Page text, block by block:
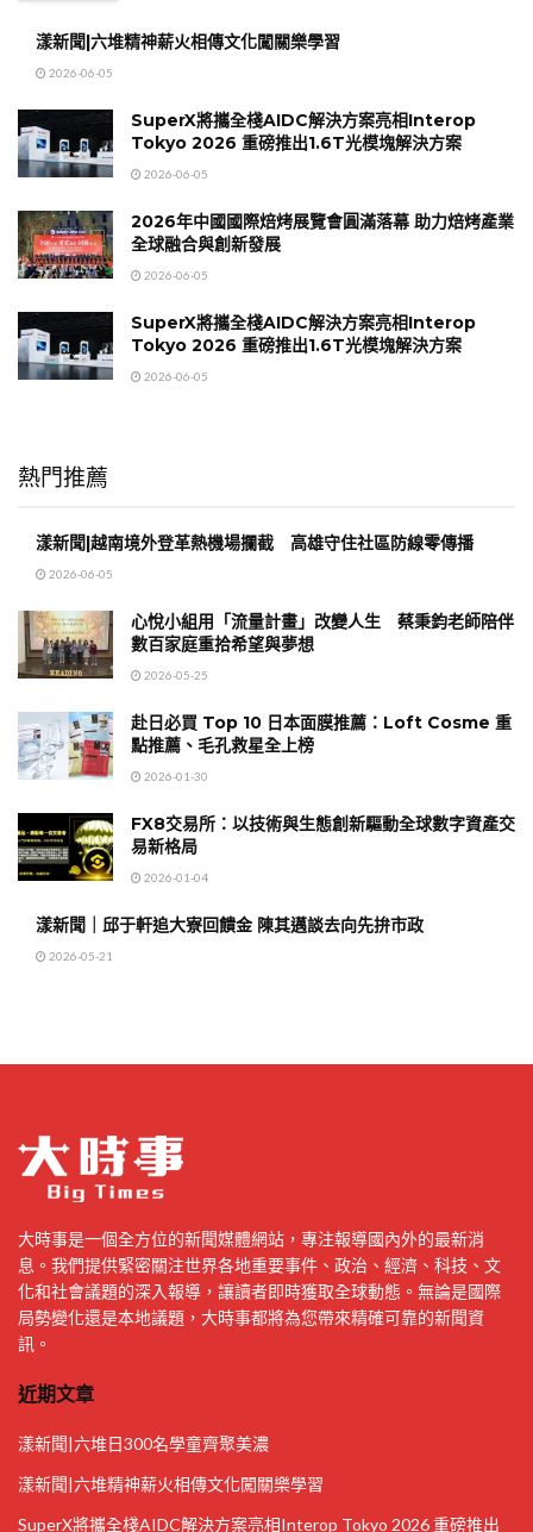
漾新聞|六堆精神薪火相傳文化闖關樂學習
2026-06-05
SuperX將攜全棧AIDC解決方案亮相Interop
Tokyo 2026 重磅推出1.6T光模塊解決方案
2026-06-05
2026年中國國際焙烤展覽會圓滿落幕 助力焙烤產業
全球融合與創新發展
2026-06-05
SuperX將攜全棧AIDC解決方案亮相Interop
Tokyo 2026 重磅推出1.6T光模塊解決方案
2026-06-05
熱門推薦
漾新聞|越南境外登革熱機場攔截 高雄守住社區防線零傳播
2026-06-05
心悅小組用「流量計畫」改變人生 蔡秉鈞老師陪伴
數百家庭重拾希望與夢想
2026-05-25
赴日必買 Top 10 日本面膜推薦：Loft Cosme 重
點推薦、毛孔救星全上榜
2026-01-30
FX8交易所：以技術與生態創新驅動全球數字資產交
易新格局
2026-01-04
漾新聞｜邱于軒追大寮回饋金 陳其邁談去向先拚市政
2026-05-21
大時事是一個全方位的新聞媒體網站，專注報導國內外的最新消
息。我們提供緊密關注世界各地重要事件、政治、經濟、科技、文
化和社會議題的深入報導，讓讀者即時獲取全球動態。無論是國際
局勢變化還是本地議題，大時事都將為您帶來精確可靠的新聞資
訊。
近期文章
漾新聞|六堆日300名學童齊聚美濃
漾新聞|六堆精神薪火相傳文化闖關樂學習
SuperX將攜全棧AIDC解決方案亮相Interop Tokyo 2026 重磅推出